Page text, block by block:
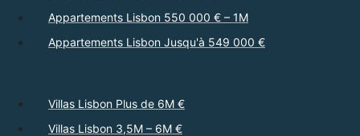
Appartements Lisbon 550 000 € – 1M
Appartements Lisbon Jusqu'à 549 000 €
Villas Lisbon Plus de 6M €
Villas Lisbon 3,5M – 6M €